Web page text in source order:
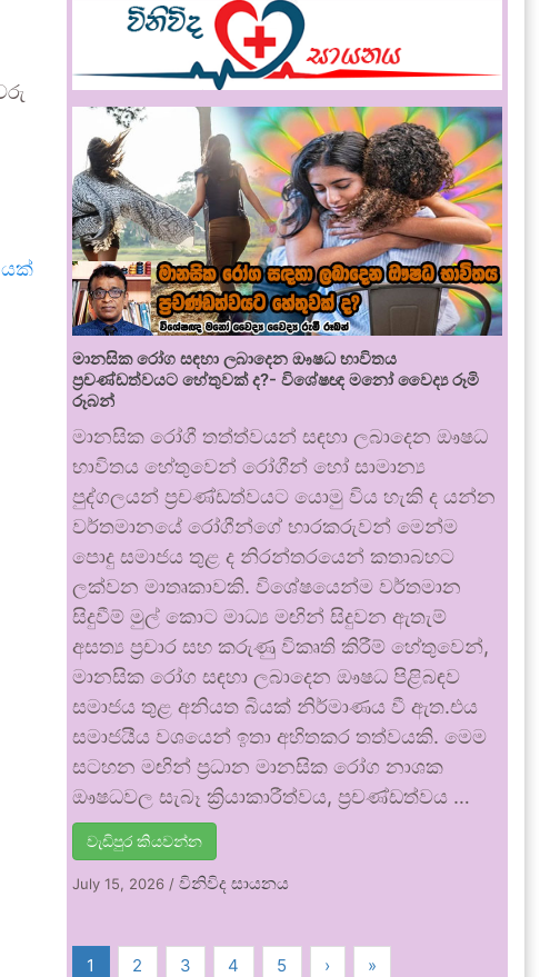
මානසික රෝග සඳහා ලබාදෙන ඖෂධ භාවිතය
ප්‍රචණ්ඩත්වයට හේතුවක් ද?- විශේෂඥ මනෝ වෛද්‍ය රූමි
රූබන්
මානසික රෝගී තත්ත්වයන් සඳහා ලබාදෙන ඖෂධ
භාවිතය හේතුවෙන් රෝගීන් හෝ සාමාන්‍ය
පුද්ගලයන් ප්‍රචණ්ඩත්වයට යොමු විය හැකි ද යන්න
වර්තමානයේ රෝගීන්ගේ භාරකරුවන් මෙන්ම
පොදු සමාජය තුළ ද නිරන්තරයෙන් කතාබහට
ලක්වන මාතෘකාවකි. විශේෂයෙන්ම වර්තමාන
සිදුවීම් මුල් කොට මාධ්‍ය මඟින් සිදුවන ඇතැම්
අසත්‍ය ප්‍රචාර සහ කරුණු විකෘති කිරීම් හේතුවෙන්,
මානසික රෝග සඳහා ලබාදෙන ඖෂධ පිළිබඳව
සමාජය තුළ අනියත බියක් නිර්මාණය වී ඇත.එය
සමාජයීය වශයෙන් ඉතා අහිතකර තත්වයකි. මෙම
සටහන මඟින් ප්‍රධාන මානසික රෝග නාශක
ඖෂධවල සැබෑ ක්‍රියාකාරීත්වය, ප්‍රචණ්ඩත්වය …
වැඩිපුර කියවන්න
July 15, 2026 /විනිවිද සායනය
1 2 3 4 5 › »